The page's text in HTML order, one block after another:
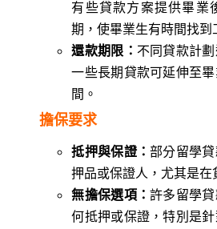
有些貸款方案提供畢業
期，使畢業生有時間找到
還款期限： 不同貸款計
一些長期貸款可延伸至
間。
擔保要求
抵押與保證：部分留學
押品或保證人，尤其是在
無擔保選項：許多留學
何抵押或保證，特別是